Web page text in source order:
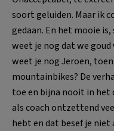
soort geluiden. Maar ik
gedaan. En het mooie
weet je nog dat we goud
weet je nog Jeroen,
mountainbikes? De
toe en bijna nooit in het
als coach ontzettend
hebt en dat besef je